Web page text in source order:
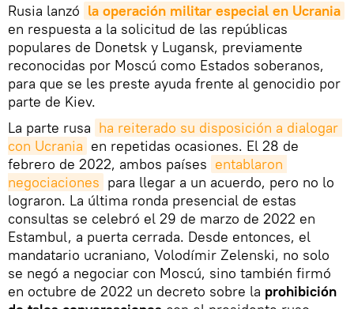
Rusia lanzó la operación militar especial en Ucrania
en respuesta a la solicitud de las repúblicas
populares de Donetsk y Lugansk, previamente
reconocidas por Moscú como Estados soberanos,
para que se les preste ayuda frente al genocidio por
parte de Kiev.
La parte rusa ha reiterado su disposición a dialogar
con Ucrania en repetidas ocasiones. El 28 de
febrero de 2022, ambos países entablaron
negociaciones para llegar a un acuerdo, pero no lo
lograron. La última ronda presencial de estas
consultas se celebró el 29 de marzo de 2022 en
Estambul, a puerta cerrada. Desde entonces, el
mandatario ucraniano, Volodímir Zelenski, no solo
se negó a negociar con Moscú, sino también firmó
en octubre de 2022 un decreto sobre la prohibición